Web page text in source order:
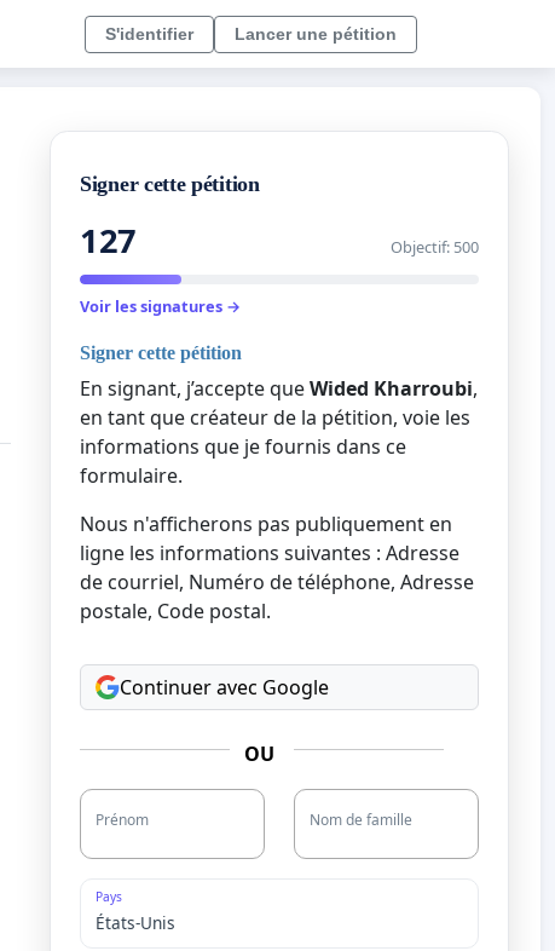
S'identifier Lancer une pétition
Signer cette pétition
127 Objectif: 500
Voir les signatures →
Signer cette pétition
En signant, j’accepte queWided Kharroubi,
en tant que créateur de la pétition, voie les
informations que je fournis dans ce
formulaire.
Nous n'afficherons pas publiquement en
ligne les informations suivantes : Adresse
de courriel, Numéro de téléphone, Adresse
postale, Code postal.
Continuer avec Google
OU
Prénom Nom de famille
Pays